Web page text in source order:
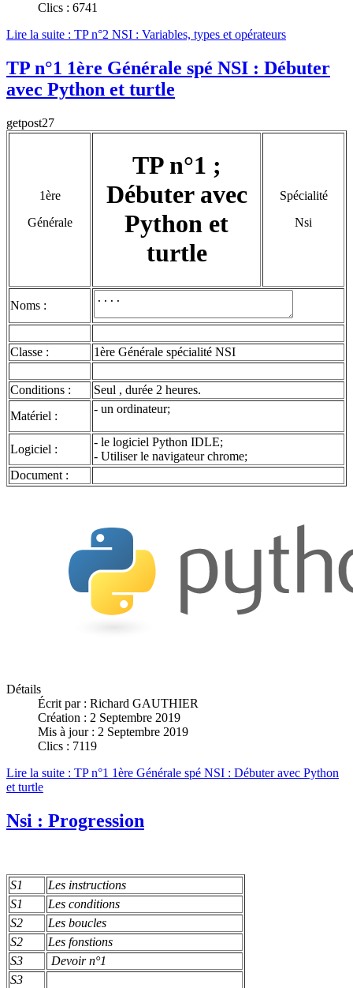
Clics : 6741
Lire la suite : TP n°2 NSI : Variables, types et opérateurs
TP n°1 1ère Générale spé NSI : Débuter
avec Python et turtle
getpost27
1ère
Générale
TP n°1 ;
Débuter avec
Python et
turtle
Spécialité
Nsi
Noms :
Classe : 1ère Générale spécialité NSI
Conditions :
Seul , durée 2 heures.
Matériel :
- un ordinateur;
Logiciel :
- le logiciel Python IDLE;
- Utiliser le navigateur chrome;
Document :
Détails
Écrit par : Richard GAUTHIER
Création : 2 Septembre 2019
Mis à jour : 2 Septembre 2019
Clics : 7119
Lire la suite : TP n°1 1ère Générale spé NSI : Débuter avec Python
et turtle
Nsi : Progression
S1
Les instructions
S1
Les conditions
S2
Les boucles
S2
Les fonstions
S3
Devoir n°1
S3